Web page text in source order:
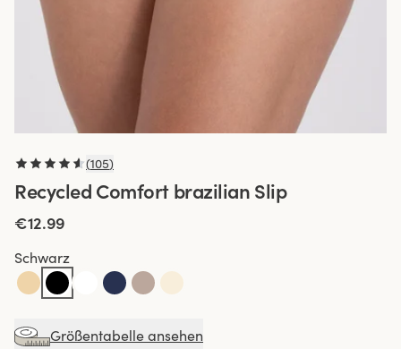
(105)
Recycled Comfort brazilian Slip
€12.99
Schwarz
Größentabelle ansehen